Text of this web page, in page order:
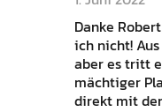
Danke
ich nicht!
aber es tritt
mächtiger
direkt mit